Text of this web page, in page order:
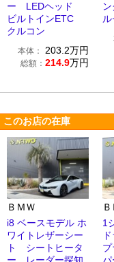
ー LEDヘッド
ビルトインETC
クルコン
本体： 203.2万円
総額： 214.9万円
このお店の在庫
ＢＭＷ
i8 ベースモデル ホ
ワイトレザーシー
ト シートヒータ
1